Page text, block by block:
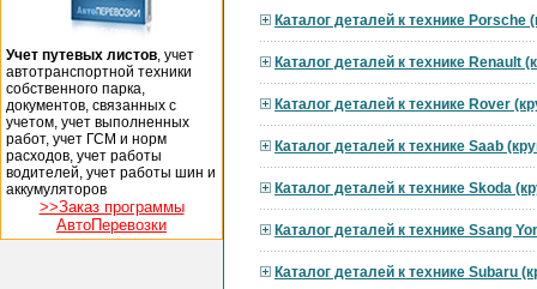
Учет путевых листов , учет
автотранспортной техники
собственного парка,
документов, связанных с
учетом, учет выполненных
работ, учет ГСМ и норм
расходов, учет работы
водителей, учет работы шин и
аккумуляторов
>>Заказ программы
АвтоПеревозки
Каталог деталей к технике Porsche
Каталог деталей к технике Renault
Каталог деталей к технике Rover
Каталог деталей к технике Saab
Каталог деталей к технике Skoda
Каталог деталей к технике Ssang
Каталог деталей к технике Subaru